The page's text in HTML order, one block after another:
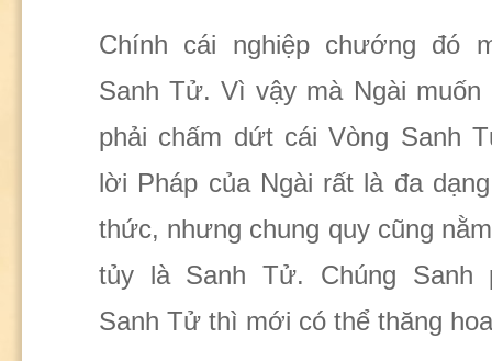
Chính cái nghiệp chướng đó
Sanh Tử. Vì vậy mà Ngài muốn
phải chấm dứt cái Vòng Sanh
lời Pháp của Ngài rất là đa
thức, nhưng chung quy cũng
tủy là Sanh Tử. Chúng Sanh
Sanh Tử thì mới có thể thăng